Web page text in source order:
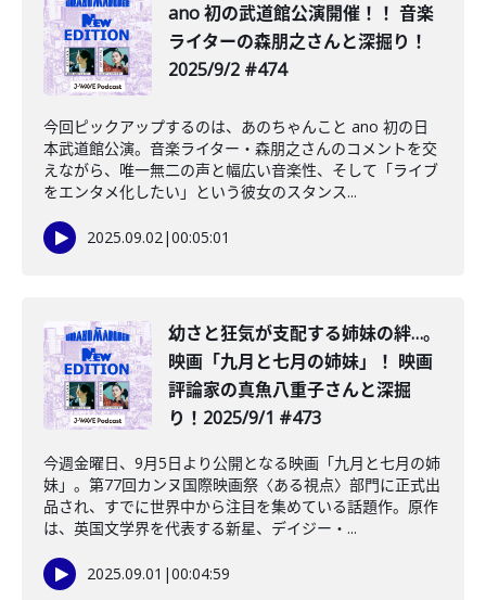
️ano 初の武道館公演開催！！ 音楽
ライターの森朋之さんと深掘り！
2025/9/2 #474
今回ピックアップするのは、あのちゃんこと ano 初の日
本武道館公演。音楽ライター・森朋之さんのコメントを交
えながら、唯一無二の声と幅広い音楽性、そして「ライブ
をエンタメ化したい」という彼女のスタンス...
2025.09.02|00:05:01
幼さと狂気が支配する姉妹の絆…。
映画「九月と七月の姉妹」！ 映画
評論家の真魚八重子さんと深掘
り！2025/9/1 #473
今週金曜日、9月5日より公開となる映画「九月と七月の姉
妹」。第77回カンヌ国際映画祭〈ある視点〉部門に正式出
品され、すでに世界中から注目を集めている話題作。原作
は、英国文学界を代表する新星、デイジー・...
2025.09.01 |00:04:59